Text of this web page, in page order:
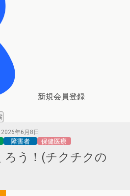
新規会員登録
2026年6月8日
障害者 保健医療
ろう！(チクチクの